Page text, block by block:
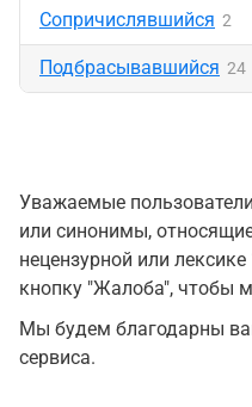
Сопричислявшийся 2
Подбрасывавшийся 24
Уважаемые
или синонимы,
нецензурной или
кнопку "Жалоба", чтобы
Мы будем благодарны
сервиса.